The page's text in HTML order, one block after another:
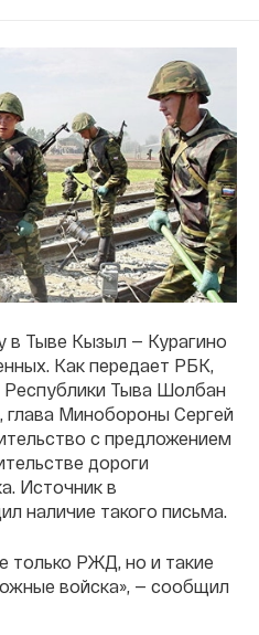
в Тыве Кызыл — Курагино
Как передает РБК,
Республики Тыва Шолбан
Минобороны Сергей
с предложением
дороги
Источник в
наличие такого письма.
только РЖД, но и такие
войска», — сообщил